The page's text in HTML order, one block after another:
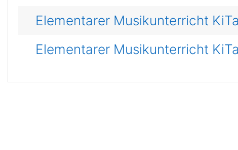
Elementarer Musikunterricht
Elementarer Musikunterricht